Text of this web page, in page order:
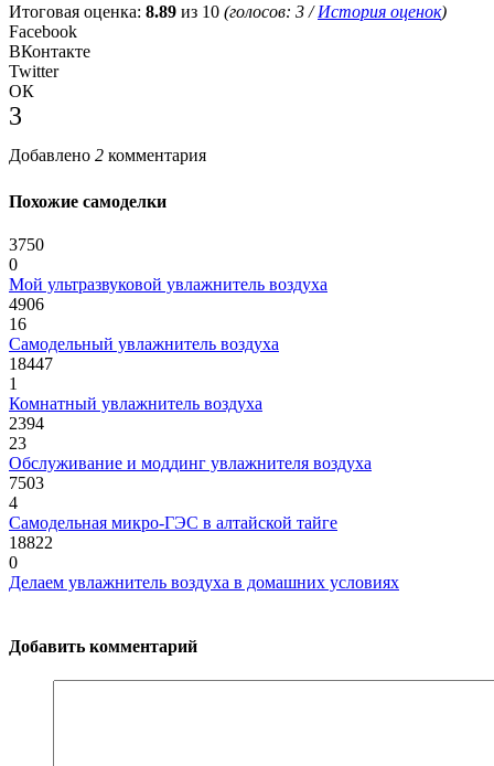
Итоговая оценка: 8.89 из 10 (голосов: 3 /История оценок)
Facebook
ВКонтакте
Twitter
ОК
3
Добавлено 2 комментария
Похожие самоделки
3750
0
Мой ультразвуковой увлажнитель воздуха
4906
16
Самодельный увлажнитель воздуха
18447
1
Комнатный увлажнитель воздуха
2394
23
Обслуживание и моддинг увлажнителя воздуха
7503
4
Самодельная микро-ГЭС в алтайской тайге
18822
0
Делаем увлажнитель воздуха в домашних условиях
Добавить комментарий